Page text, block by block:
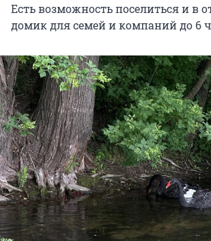
Есть возможность поселиться и в
домик для семей и компаний до 6